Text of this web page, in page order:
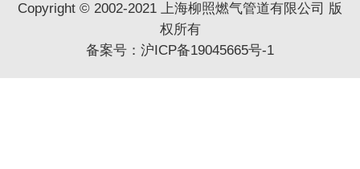
Copyright © 2002-2021 上海柳照燃气管道有限公司 版
权所有
备案号： 沪ICP备19045665号-1